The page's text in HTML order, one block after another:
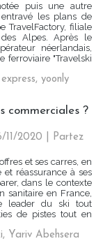
puis une autre
les plans de
TravelFactory, filiale
Alpes. Après le
néerlandais,
ferroviaire "Travelski
, yoonly
commerciales ?
11/2020
Partez
et ses carres, en
réassurance à ses
dans le contexte
sanitaire en France,
leader du ski tout
de pistes tout en
, Yariv Abehsera